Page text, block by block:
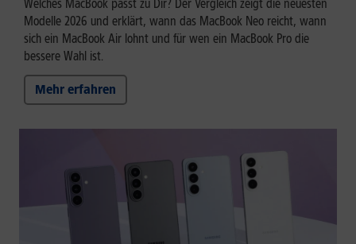
Welches MacBook passt zu Dir? Der Vergleich zeigt die neuesten
Modelle 2026 und erklärt, wann das MacBook Neo reicht, wann
sich ein MacBook Air lohnt und für wen ein MacBook Pro die
bessere Wahl ist.
Mehr erfahren